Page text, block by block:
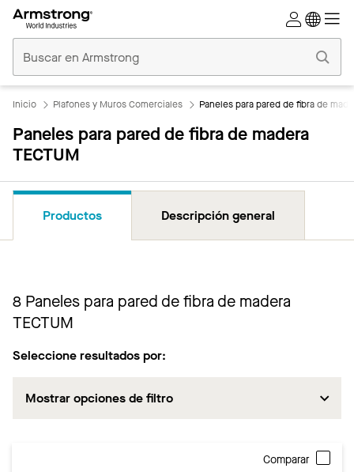
Comerciales
Inicio
Inicio Plafones y Muros Comerciales Paneles para pared de fibra de
Paneles para pared de fibra de madera
TECTUM
Productos Descripción general
8 Paneles para pared de fibra de madera
TECTUM
Seleccione resultados por:
Mostrar opciones de filtro
Comparar